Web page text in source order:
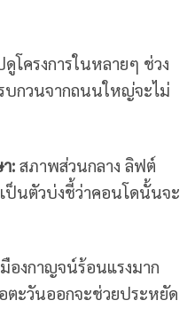
โครงการในหลายๆ ช่วง
รบกวนจากถนนใหญ่จะไม่
:สภาพส่วนกลาง ลิฟต์
ป็นตัวบ่งชี้ว่าคอนโดนั้นจะ
องกาญจน์ร้อนแรงมาก
ตะวันออกจะช่วยประหยัด